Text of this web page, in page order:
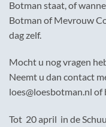
Botman staat, of
Botman of Mevrouw
dag zelf.
Mocht u nog vragen
Neemt u dan contact
loes@loesbotman.nl
Tot 20 april in de